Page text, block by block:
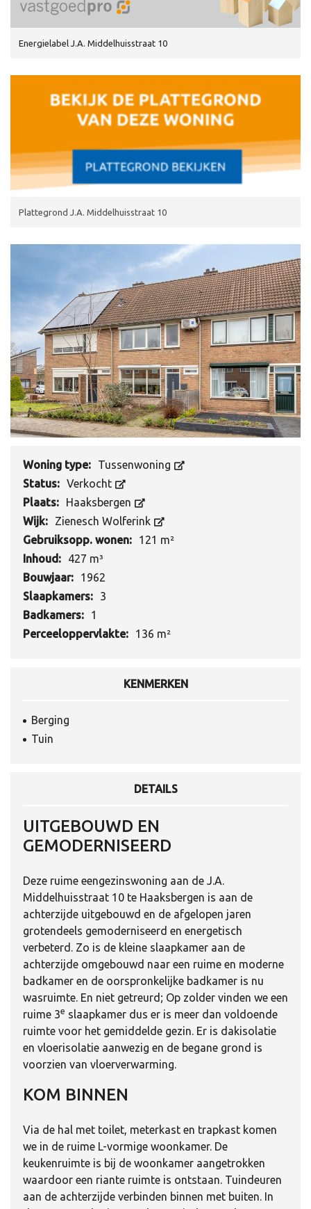
Energielabel J.A. Middelhuisstraat 10
Plattegrond J.A. Middelhuisstraat 10
Woning type:
Tussenwoning
Status: Verkocht
Plaats:
Haaksbergen
Wijk:
Zienesch Wolferink
Gebruiksopp. wonen:
121 m²
Inhoud:
427 m³
Bouwjaar:
1962
Slaapkamers:
3
Badkamers:
1
Perceeloppervlakte:
136 m²
KENMERKEN
Berging
Tuin
DETAILS
UITGEBOUWD EN
GEMODERNISEERD
Deze ruime eengezinswoning aan de J.A.
Middelhuisstraat 10 te Haaksbergen is aan de
achterzijde uitgebouwd en de afgelopen jaren
grotendeels gemoderniseerd en energetisch
verbeterd. Zo is de kleine slaapkamer aan de
achterzijde omgebouwd naar een ruime en moderne
badkamer en de oorspronkelijke badkamer is nu
wasruimte. En niet getreurd; Op zolder vinden we een
ruime 3e slaapkamer dus er is meer dan voldoende
ruimte voor het gemiddelde gezin. Er is dakisolatie
en vloerisolatie aanwezig en de begane grond is
voorzien van vloerverwarming.
KOM BINNEN
Via de hal met toilet, meterkast en trapkast komen
we in de ruime L-vormige woonkamer. De
keukenruimte is bij de woonkamer aangetrokken
waardoor een riante ruimte is ontstaan. Tuindeuren
aan de achterzijde verbinden binnen met buiten. In